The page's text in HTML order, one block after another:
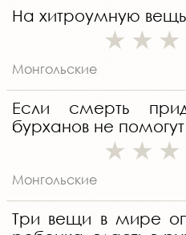
На хитроумную
Монгольские
Если смерть
бурханов не помогут
Монгольские
Три вещи в мире